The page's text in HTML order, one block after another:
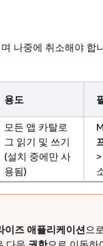
나중에 취소해야 합
용도
모든 앱 카탈로
그 읽기 및 쓰기
(설치 중에만 사
용됨)
>
이즈 애플리케이션으